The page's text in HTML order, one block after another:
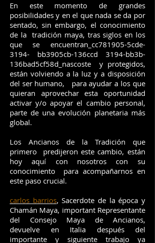
En este momento de grandes
posibilidades y en el que nada se da por
sentado, sin embargo, el conocimiento
de la tradición maya, tras siglos en los
que se encuentran_cc781905-5cde-
3194- bb3905cb-136ccd 3194-bb3b-
136bad5cf58d_nascoste y protegidos,
están volviendo a la luz y a disposición
del ser humano, para ayudar a los que
quieran aprovechar esta oportunidad
activar y/o apoyar el cambio personal,
parte de una evolución planetaria más
global.
Los Ancianos de la Tradición que
primero predijeron este cambio, están
hoy aquí con nosotros con su
conocimiento para acompañarnos en
este paso crucial.
carlos barrios, Sacerdote de la época y
Chamán Maya, important Representante
del Consejo Maya de Ancianos,
devuelve en Italia después del
importante y siguiente trabajo ya